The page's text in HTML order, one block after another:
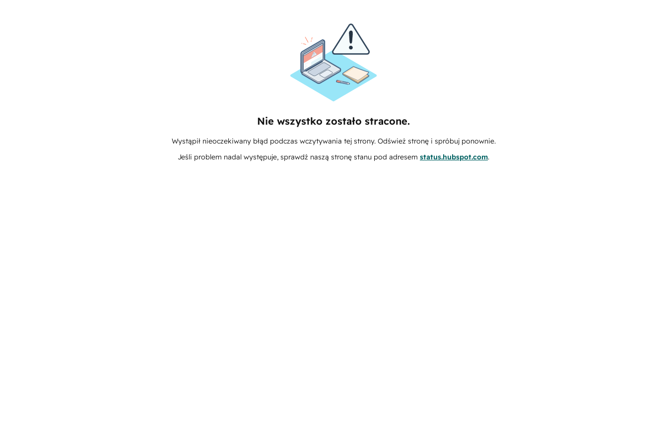
Nie wszystko zostało stracone.
Wystąpił nieoczekiwany błąd podczas wczytywania tej strony. Odśwież stronę i spróbuj ponownie.
Jeśli problem nadal występuje, sprawdź naszą stronę stanu pod adresem status.hubspot.com.